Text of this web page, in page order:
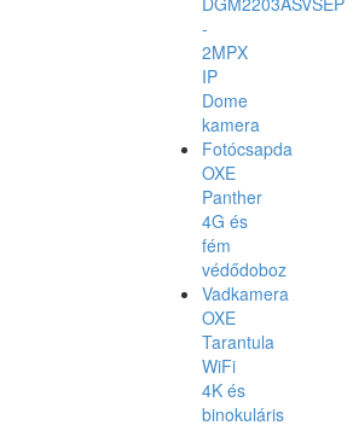
-
2MPX
IP
Dome
kamera
Fotócsapda
OXE
Panther
4G és
fém
védődoboz
Vadkamera
OXE
Tarantula
WiFi
4K és
binokuláris